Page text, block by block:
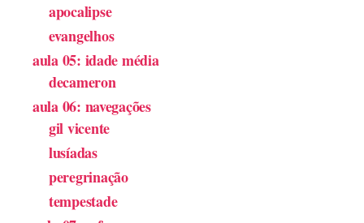
apocalipse
evangelhos
aula 05: idade média
decameron
aula 06: navegações
gil vicente
lusíadas
peregrinação
tempestade